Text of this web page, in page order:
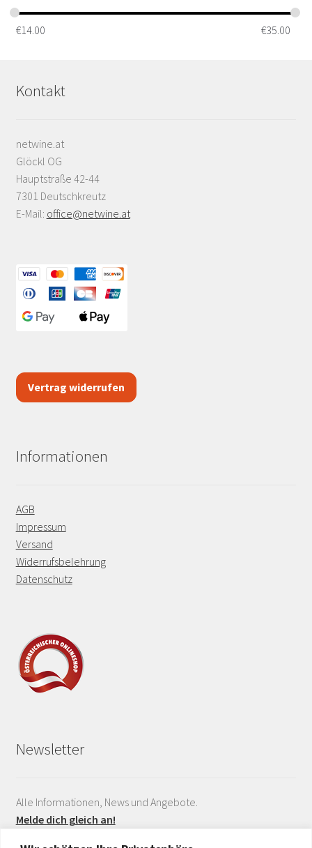
€14.00 €35.00
Kontakt
netwine.at
Glöckl OG
Hauptstraße 42-44
7301 Deutschkreutz
E-Mail: office@netwine.at
Vertrag widerrufen
Informationen
AGB
Impressum
Versand
Widerrufsbelehrung
Datenschutz
Newsletter
Alle Informationen, News und Angebote.
Melde dich gleich an!